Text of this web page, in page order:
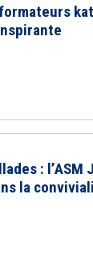
: l’ASM
la